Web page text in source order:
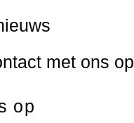
met ons op
op